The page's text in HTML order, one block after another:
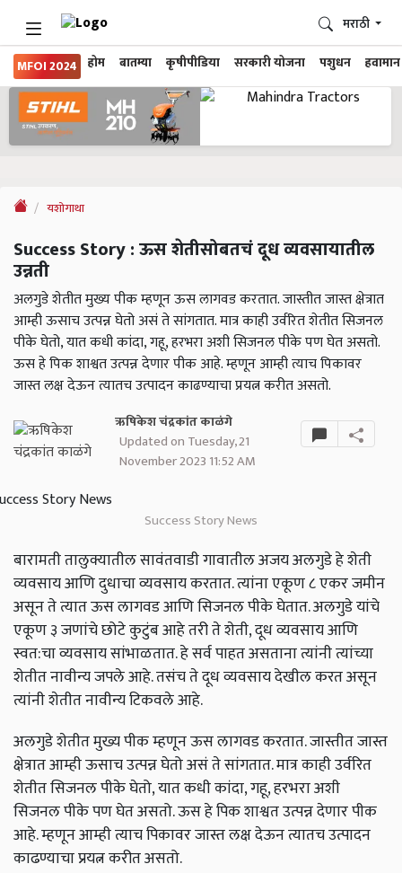
MFOI 2024 होम बातम्या कृषीपीडिया सरकारी योजना पशुधन हवामान
मराठी
यशोगाथा
Success Story : ऊस शेतीसोबतचं दूध व्यवसायातील
उन्नती
अलगुडे शेतीत मुख्य पीक म्हणून ऊस लागवड करतात. जास्तीत जास्त क्षेत्रात
आम्ही ऊसाच उत्पन्न घेतो असं ते सांगतात. मात्र काही उर्वरित शेतीत सिजनल
पीके घेतो, यात कधी कांदा, गहू, हरभरा अशी सिजनल पीके पण घेत असतो.
ऊस हे पिक शाश्वत उत्पन्न देणार पीक आहे. म्हणून आम्ही त्याच पिकावर
जास्त लक्ष देऊन त्यातच उत्पादन काढण्याचा प्रयत्न करीत असतो.
ऋषिकेश चंद्रकांत काळंगे
Updated on Tuesday, 21
November 2023 11:52 AM
Success Story News
बारामती तालुक्यातील सावंतवाडी गावातील अजय अलगुडे हे शेती
व्यवसाय आणि दुधाचा व्यवसाय करतात. त्यांना एकूण ८ एकर जमीन
असून ते त्यात ऊस लागवड आणि सिजनल पीके घेतात. अलगुडे यांचे
एकूण ३ जणांचे छोटे कुटुंब आहे तरी ते शेती, दूध व्यवसाय आणि
स्वत:चा व्यवसाय सांभाळतात. हे सर्व पाहत असताना त्यांनी त्यांच्या
शेतीत नावीन्य जपले आहे. तसंच ते दूध व्यवसाय देखील करत असून
त्यांनी शेतीत नावीन्य टिकवले आहे.
अलगुडे शेतीत मुख्य पीक म्हणून ऊस लागवड करतात. जास्तीत जास्त
क्षेत्रात आम्ही ऊसाच उत्पन्न घेतो असं ते सांगतात. मात्र काही उर्वरित
शेतीत सिजनल पीके घेतो, यात कधी कांदा, गहू, हरभरा अशी
सिजनल पीके पण घेत असतो. ऊस हे पिक शाश्वत उत्पन्न देणार पीक
आहे. म्हणून आम्ही त्याच पिकावर जास्त लक्ष देऊन त्यातच उत्पादन
काढण्याचा प्रयत्न करीत असतो.